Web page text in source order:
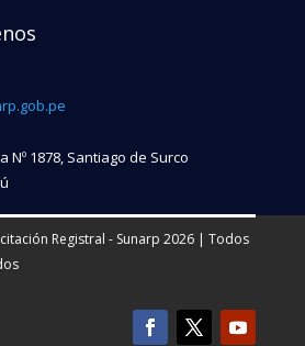
Nº 1878, Santiago de Surco
Registral - Sunarp 2026 | Todos